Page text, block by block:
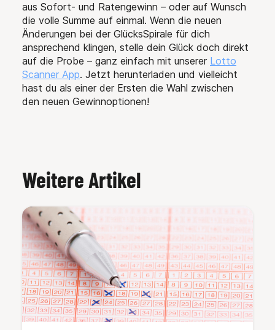
aus Sofort- und Ratengewinn – oder auf Wunsch
die volle Summe auf einmal. Wenn die neuen
Änderungen bei der GlücksSpirale für dich
ansprechend klingen, stelle dein Glück doch direkt
auf die Probe – ganz einfach mit unserer Lotto
Scanner App. Jetzt herunterladen und vielleicht
hast du als einer der Ersten die Wahl zwischen
den neuen Gewinnoptionen!
Weitere Artikel